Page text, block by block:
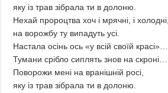
яку із трав зібрала ти в долоню.
Нехай пророцтва хоч і мрячні, і холодні,
на ворожбу ту випадуть усі.
Настала осінь ось «у всій своїй красі»…
Тумани срібло сиплять знов на скроні…
Поворожи мені на вранішній росі,
яку із трав зібрала ти в долоню.